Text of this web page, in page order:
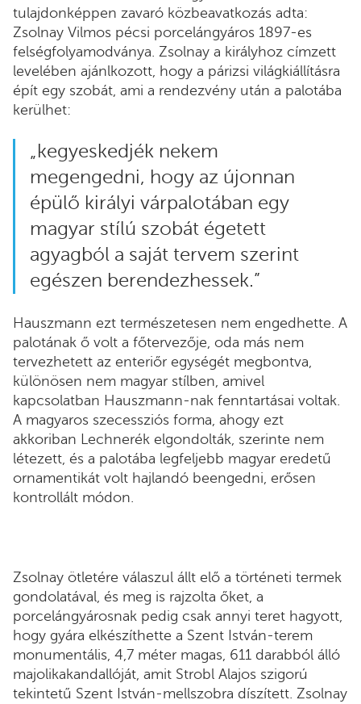
tulajdonképpen zavaró közbeavatkozás adta:
Zsolnay Vilmos pécsi porcelángyáros 1897-es
felségfolyamodványa. Zsolnay a királyhoz címzett
levelében ajánlkozott, hogy a párizsi világkiállításra
épít egy szobát, ami a rendezvény után a palotába
kerülhet:
„kegyeskedjék nekem
megengedni, hogy az újonnan
épülő királyi várpalotában egy
magyar stílú szobát égetett
agyagból a saját tervem szerint
egészen berendezhessek.”
Hauszmann ezt természetesen nem engedhette. A
palotának ő volt a főtervezője, oda más nem
tervezhetett az enteriőr egységét megbontva,
különösen nem magyar stílben, amivel
kapcsolatban Hauszmann-nak fenntartásai voltak.
A magyaros szecessziós forma, ahogy ezt
akkoriban Lechnerék elgondolták, szerinte nem
létezett, és a palotába legfeljebb magyar eredetű
ornamentikát volt hajlandó beengedni, erősen
kontrollált módon.
Zsolnay ötletére válaszul állt elő a történeti termek
gondolatával, és meg is rajzolta őket, a
porcelángyárosnak pedig csak annyi teret hagyott,
hogy gyára elkészíthette a Szent István-terem
monumentális, 4,7 méter magas, 611 darabból álló
majolikakandallóját, amit Strobl Alajos szigorú
tekintetű Szent István-mellszobra díszített. Zsolnay